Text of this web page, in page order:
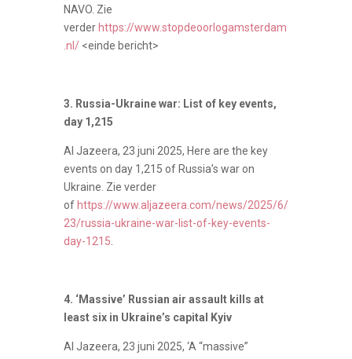
NAVO. Zie
verder https://www.stopdeoorlogamsterdam
.nl/<einde bericht>
3. Russia-Ukraine war: List of key events,
day 1,215
Al Jazeera, 23 juni 2025, Here are the key
events on day 1,215 of Russia’s war on
Ukraine. Zie verder
of https://www.aljazeera.com/news/2025/6/
23/russia-ukraine-war-list-of-key-events-
day-1215
4. ‘Massive’ Russian air assault kills at
least six in Ukraine’s capital Kyiv
Al Jazeera, 23 juni 2025, ‘A “massive”